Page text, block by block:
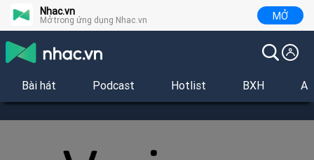
Nhac.vn
Mở trong ứng dụng Nhac.vn MỞ
Bài hát Podcast Hotlist BXH